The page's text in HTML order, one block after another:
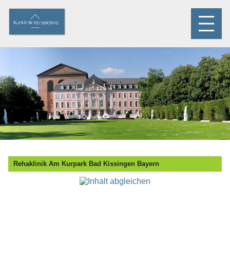
Rehaklinik Am Kurpark Bad Kissingen Bayern